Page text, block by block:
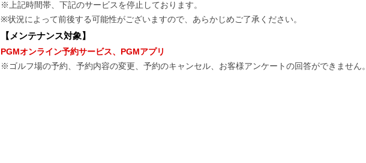
※上記時間帯、下記のサービスを停止しております。
※状況によって前後する可能性がございますので、あらかじめご了承ください。
【 メンテナンス対象】
PGMオンライン予約サービス、PGMアプリ
※ゴルフ場の予約、予約内容の変更、予約のキャンセル、お客様アンケートの回答ができません。